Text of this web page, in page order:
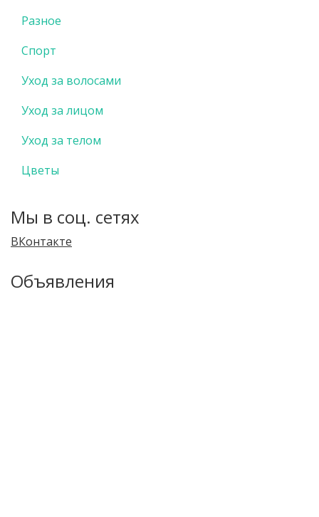
Разное
Спорт
Уход за волосами
Уход за лицом
Уход за телом
Цветы
Мы в соц. сетях
ВКонтакте
Объявления